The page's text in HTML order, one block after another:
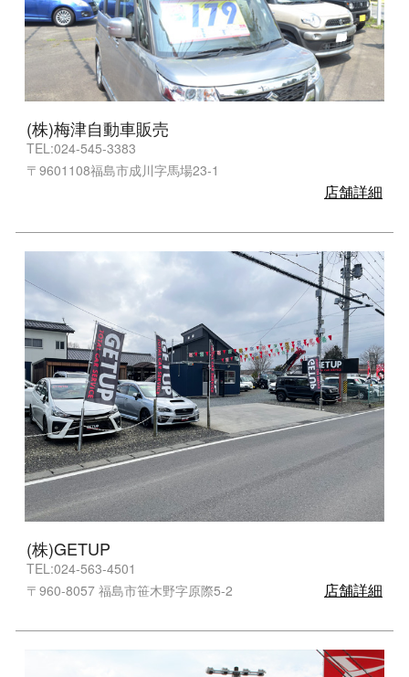
(株)梅津自動車販売
TEL:024-545-3383
〒9601108福島市成川字馬場23-1
店舗詳細
(株)GETUP
TEL:024-563-4501
〒960-8057 福島市笹木野字原際5-2
店舗詳細